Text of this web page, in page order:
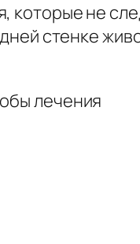
не
стенке